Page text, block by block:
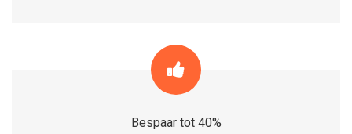
Bespaar tot 40%